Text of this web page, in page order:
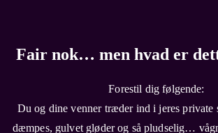
Fair nok… men hvad er
Forestil dig følgende:
Du og dine venner træder ind i jeres private
dæmpes, gulvet gløder og så pludselig…